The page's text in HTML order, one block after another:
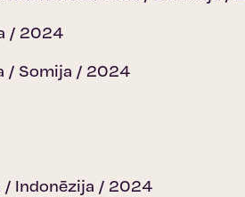
/ 2024
/ Somija / 2024
/ Indonēzija / 2024